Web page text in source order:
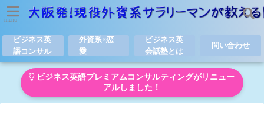
menu
ビジネス英
語コンサル
外資系×恋
愛
ビジネス英
会話塾とは
問い合わせ
ビジネス英語プレミアムコンサルティングがリニュー
アルしました！